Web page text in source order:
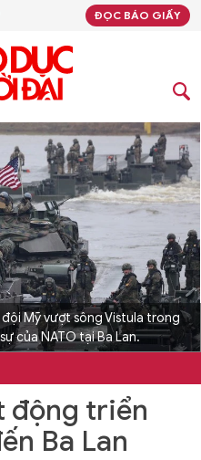
ĐỌC BÁO GIẤY
Mỹ vượt sông Vistula trong
của NATO tại Ba Lan.
động triển
Ba Lan